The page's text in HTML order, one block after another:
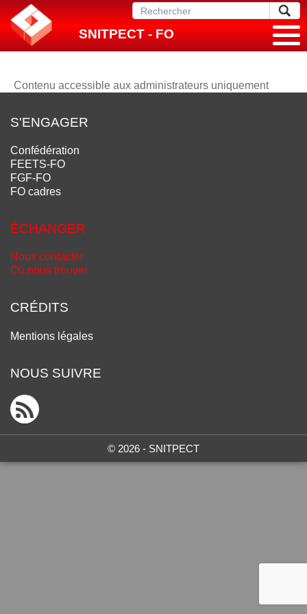
SNITPECT - FO
Contenu accessible aux administrateurs uniquement
S'ENGAGER
Confédération
FEETS-FO
FGF-FO
FO cadres
ÉCHANGER
Nous contacter
Où nous trouver
CRÉDITS
Mentions légales
NOUS SUIVRE
© 2026 - SNITPECT